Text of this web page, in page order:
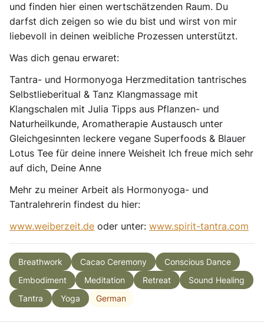
und finden hier einen wertschätzenden Raum. Du
darfst dich zeigen so wie du bist und wirst von mir
liebevoll in deinen weibliche Prozessen unterstützt.
Was dich genau erwaret:
Tantra- und Hormonyoga Herzmeditation tantrisches
Selbstlieberitual & Tanz Klangmassage mit
Klangschalen mit Julia Tipps aus Pflanzen- und
Naturheilkunde, Aromatherapie Austausch unter
Gleichgesinnten leckere vegane Superfoods & Blauer
Lotus Tee für deine innere Weisheit Ich freue mich sehr
auf dich, Deine Anne
Mehr zu meiner Arbeit als Hormonyoga- und
Tantralehrerin findest du hier:
www.weiberzeit.de oder unter: www.spirit-tantra.com
Breathwork Cacao Ceremony
Conscious Dance
Embodiment
Meditation Retreat
Sound Healing
Tantra
Yoga German